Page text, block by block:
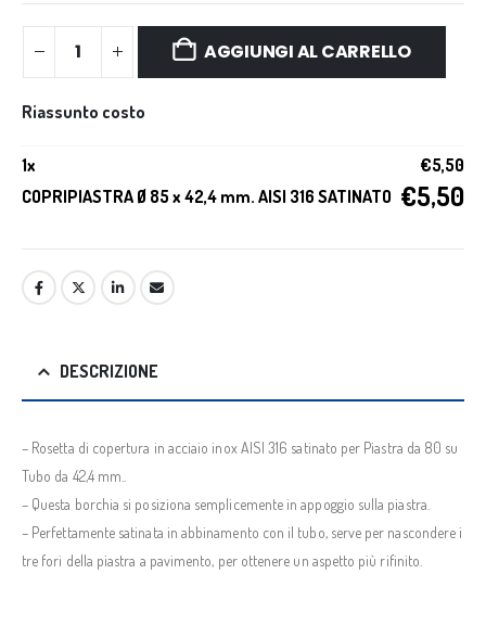
AGGIUNGI AL CARRELLO
Riassunto costo
1x €5,50
COPRIPIASTRA Ø 85 x 42,4 mm. AISI 316 SATINATO €5,50
DESCRIZIONE
– Rosetta di copertura in acciaio inox AISI 316 satinato per Piastra da 80 su
Tubo da 42,4 mm..
– Questa borchia si posiziona semplicemente in appoggio sulla piastra.
– Perfettamente satinata in abbinamento con il tubo, serve per nascondere i
tre fori della piastra a pavimento, per ottenere un aspetto più rifinito.